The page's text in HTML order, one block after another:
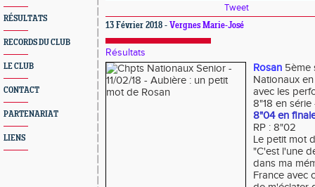
RÉSULTATS
RECORDS DU CLUB
LE CLUB
CONTACT
PARTENARIAT
LIENS
Tweet
13 Février 2018 - Vergnes Marie-José
Résultats
Rosan 5ème
Nationaux
avec les
8"18 en
8"04 en
RP : 8"02
Le petit mot
"C'est l'une
dans ma
France avec